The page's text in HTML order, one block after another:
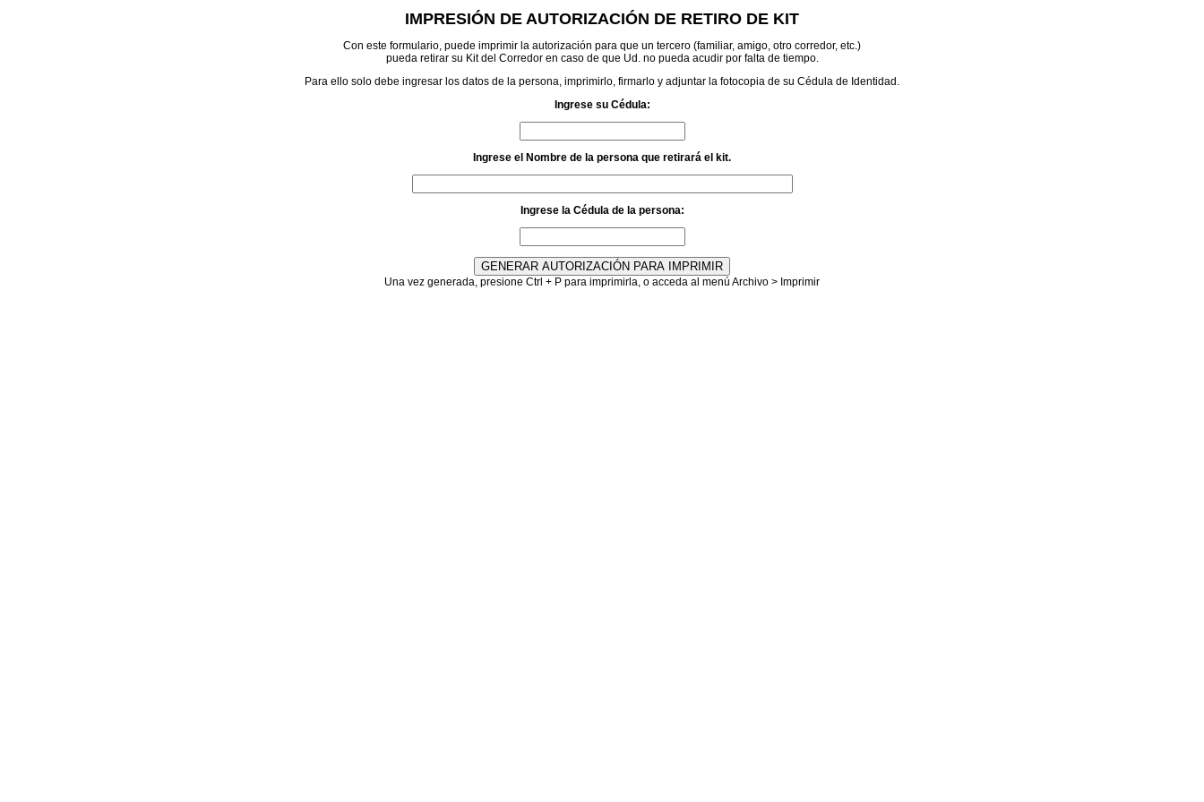
IMPRESIÓN DE AUTORIZACIÓN DE RETIRO DE KIT
Con este formulario, puede imprimir la autorización para que un tercero (familiar, amigo, otro corredor, etc.)
pueda retirar su Kit del Corredor en caso de que Ud. no pueda acudir por falta de tiempo.
Para ello solo debe ingresar los datos de la persona, imprimirlo, firmarlo y adjuntar la fotocopia de su Cédula de Identidad.
Ingrese su Cédula:
Ingrese el Nombre de la persona que retirará el kit.
Ingrese la Cédula de la persona:
Una vez generada, presione Ctrl + P para imprimirla, o acceda al menú Archivo > Imprimir